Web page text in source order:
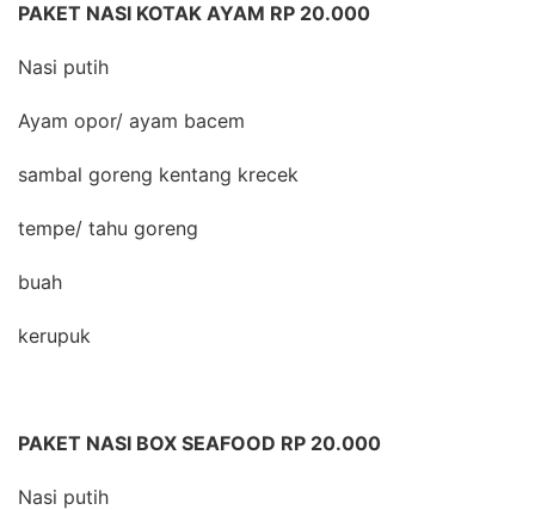
PAKET NASI KOTAK AYAM RP 20.000
Nasi putih
Ayam opor/ ayam bacem
sambal goreng kentang krecek
tempe/ tahu goreng
buah
kerupuk
PAKET NASI BOX SEAFOOD RP 20.000
Nasi putih